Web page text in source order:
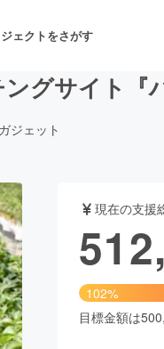
ェクトをさがす
台・パフォーマンス
ード・飲食店
ニメ・漫画
グサイト『
ジェット
現在の支援
102%
目標金額は